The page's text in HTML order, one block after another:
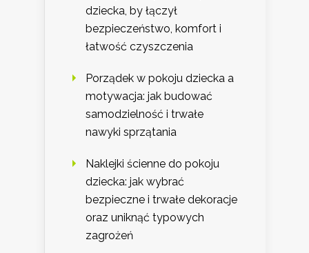
dziecka, by łączył
bezpieczeństwo, komfort i
łatwość czyszczenia
Porządek w pokoju dziecka a
motywacja: jak budować
samodzielność i trwałe
nawyki sprzątania
Naklejki ścienne do pokoju
dziecka: jak wybrać
bezpieczne i trwałe dekoracje
oraz uniknąć typowych
zagrożeń